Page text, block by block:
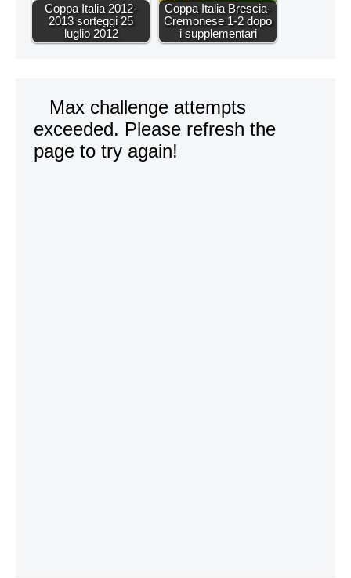
Coppa Italia 2012-
2013 sorteggi 25
luglio 2012
Coppa Italia Brescia-
Cremonese 1-2 dopo
i supplementari